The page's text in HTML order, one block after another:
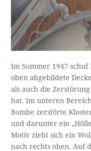
Im Sommer 1947
oben abgebildete
als auch die
hat. Im unteren
Bombe zerstörte
und darunter ein
Motiv zieht sich ein
nach rechts oben. Auf